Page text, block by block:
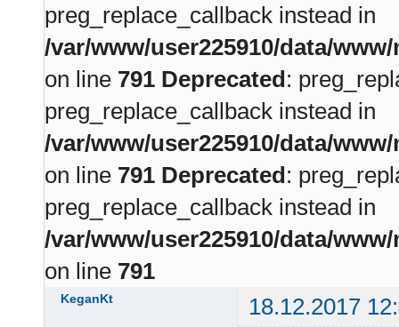
preg_replace_callback instead in
/var/www/user225910/data/
on line 791 Deprecated:
preg_replace_callback instead in
/var/www/user225910/data/
on line 791 Deprecated:
preg_replace_callback instead in
/var/www/user225910/data/
on line 791
KeganKt 18.12.2017